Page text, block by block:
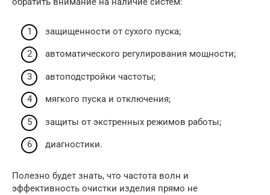
защищенности от сухого пуска;
автоматического регулирования мощности;
автоподстройки частоты;
мягкого пуска и отключения;
защиты от экстренных режимов работы;
диагностики.
Полезно будет знать, что частота волн и
эффективность очистки изделия прямо не